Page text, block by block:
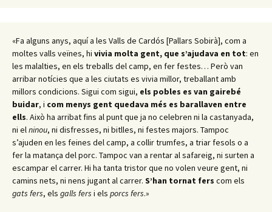
«Fa alguns anys, aquí a les Valls de Cardós [Pallars Sobirà], com a
moltes valls veïnes, hi vivia molta gent, que s’ajudava en tot: en
les malalties, en els treballs del camp, en fer festes… Però van
arribar notícies que a les ciutats es vivia millor, treballant amb
millors condicions. Sigui com sigui, els pobles es van gairebé
buidar, i com menys gent quedava més es barallaven entre
ells. Això ha arribat fins al punt que ja no celebren ni la castanyada,
ni el ninou, ni disfresses, ni bitlles, ni festes majors. Tampoc
s’ajuden en les feines del camp, a collir trumfes, a triar fesols o a
fer la matança del porc. Tampoc van a rentar al safareig, ni surten a
escampar el carrer. Hi ha tanta tristor que no volen veure gent, ni
camins nets, ni nens jugant al carrer. S’han tornat fers com els
gats fers, els galls fers i els porcs fers.»